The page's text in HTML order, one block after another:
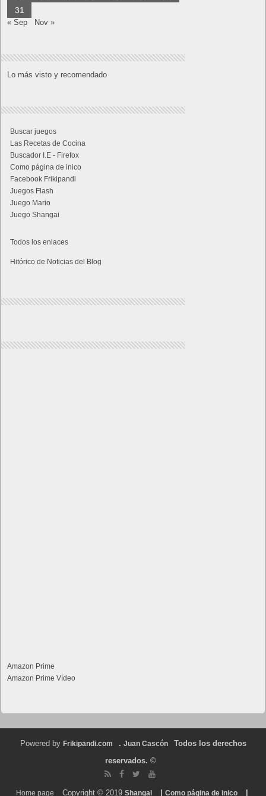
31
« Sep Nov »
Lo más visto y recomendado
Buscar juegos
Las Recetas de Cocina
Buscador I.E - Firefox
Como página de inico
Facebook Frikipandi
Juegos Flash
Juego Mario
Juego Shangai
Todos los enlaces
Hitórico de Noticias del Blog
Amazon Prime
Amazon Prime Vídeo
Powered by Frikipandi.com . Juan Cascón
Todos los derechos
reservados. ©
Home page Copyright © 2019 Shangai | Como página de inico |